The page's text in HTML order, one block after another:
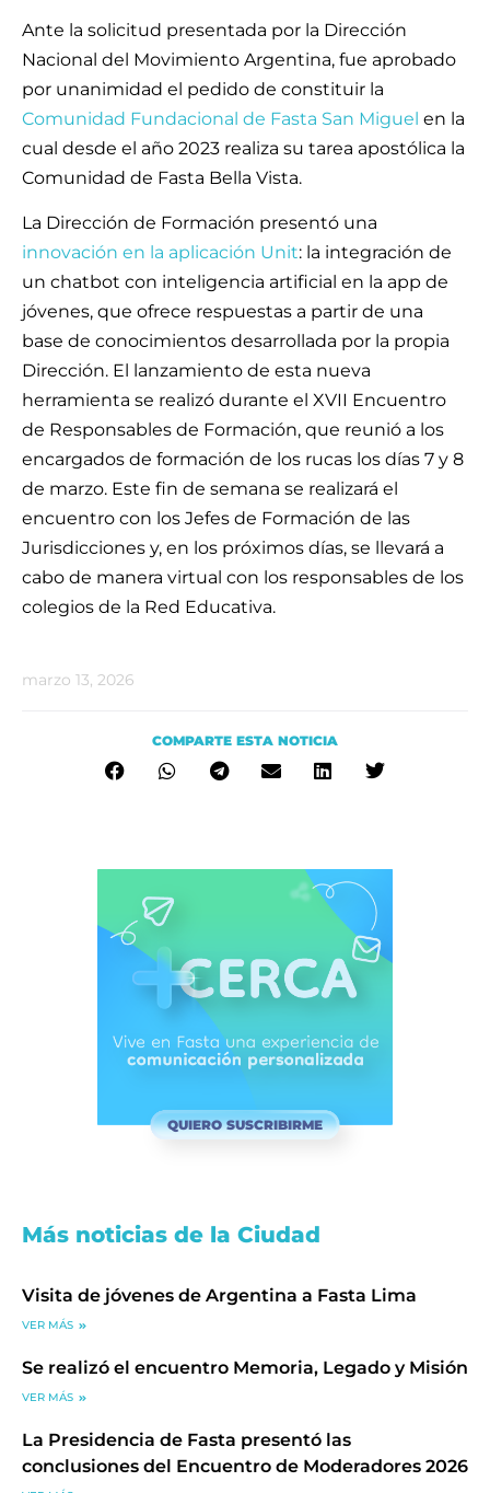
Ante la solicitud presentada por la Dirección
Nacional del Movimiento Argentina, fue aprobado
por unanimidad el pedido de constituir la
Comunidad Fundacional de Fasta San Miguel en la
cual desde el año 2023 realiza su tarea apostólica la
Comunidad de Fasta Bella Vista.
La Dirección de Formación presentó una
innovación en la aplicación Unit: la integración de
un chatbot con inteligencia artificial en la app de
jóvenes, que ofrece respuestas a partir de una
base de conocimientos desarrollada por la propia
Dirección. El lanzamiento de esta nueva
herramienta se realizó durante el XVII Encuentro
de Responsables de Formación, que reunió a los
encargados de formación de los rucas los días 7 y 8
de marzo. Este fin de semana se realizará el
encuentro con los Jefes de Formación de las
Jurisdicciones y, en los próximos días, se llevará a
cabo de manera virtual con los responsables de los
colegios de la Red Educativa.
marzo 13, 2026
COMPARTE ESTA NOTICIA
QUIERO SUSCRIBIRME
Más noticias de la Ciudad
Visita de jóvenes de Argentina a Fasta Lima
VER MÁS
Se realizó el encuentro Memoria, Legado y Misión
VER MÁS
La Presidencia de Fasta presentó las
conclusiones del Encuentro de Moderadores 2026